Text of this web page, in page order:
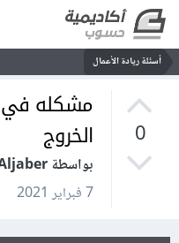
أسئلة ريادة الأعمال
0
مشكله في
الخروج
بواسطة Hanan Fahad Aljaber
7 فبراير 2021